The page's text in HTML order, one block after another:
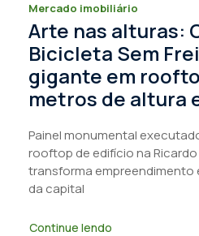
Mercado imobiliário
Arte nas alturas:
Bicicleta Sem
gigante em
metros de altura
Painel monumental
rooftop de edifício na Ricardo
transforma empreendimento
da capital
Continue lendo